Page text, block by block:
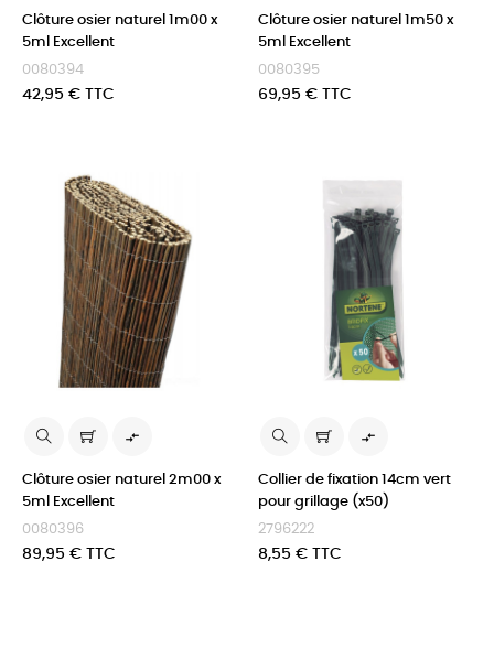
Clôture osier naturel 1m00 x
5ml Excellent
0080394
Prix
42,95 € TTC
Clôture osier naturel 1m50 x
5ml Excellent
0080395
Prix
69,95 € TTC

Clôture osier naturel 2m00 x
5ml Excellent
0080396
Prix
89,95 € TTC

Collier de fixation 14cm vert
pour grillage (x50)
2796222
Prix
8,55 € TTC